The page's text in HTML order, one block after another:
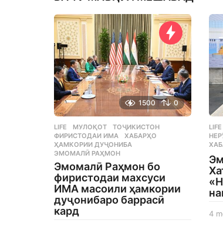
1500 0
LIFE МУЛОҚОТ ,ТОҶИКИСТОН
ФИРИСТОДАИ ИМА
,ХАБАРҲО
ҲАМКОРИИ ДУҶОНИБА
ЭМОМАЛӢ РАҲМОН
Эмомалӣ Раҳмон бо
фиристодаи махсуси
ИМА масоили ҳамкории
дуҷонибаро баррасӣ
кард
LIFE
4